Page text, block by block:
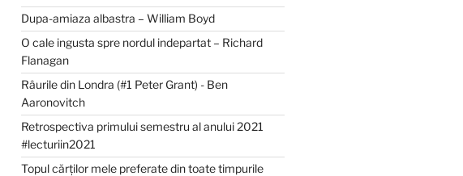
Dupa-amiaza albastra – William Boyd
O cale ingusta spre nordul indepartat – Richard
Flanagan
Râurile din Londra (#1 Peter Grant) - Ben
Aaronovitch
Retrospectiva primului semestru al anului 2021
#lecturiin2021
Topul cărților mele preferate din toate timpurile